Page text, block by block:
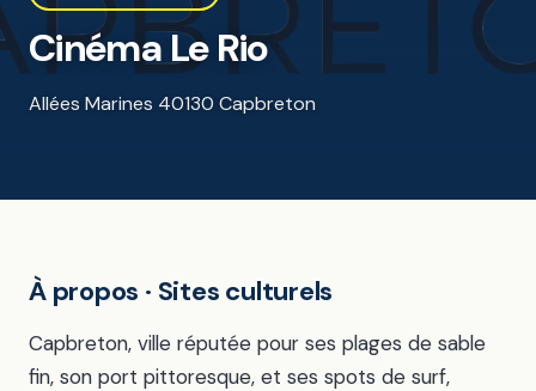
Cinéma Le Rio
Allées Marines 40130 Capbreton
À propos · Sites culturels
Capbreton, ville réputée pour ses plages de sable
fin, son port pittoresque, et ses spots de surf,